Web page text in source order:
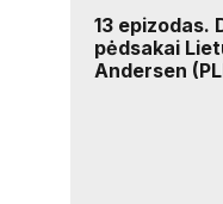
13 epizodas.
pėdsakai
Andersen